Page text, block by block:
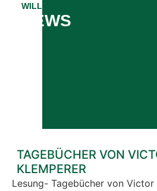
WILLKOMMEN
NEWS
TAGEBÜCHER VON
KLEMPERER
Lesung- Tagebücher von Victor